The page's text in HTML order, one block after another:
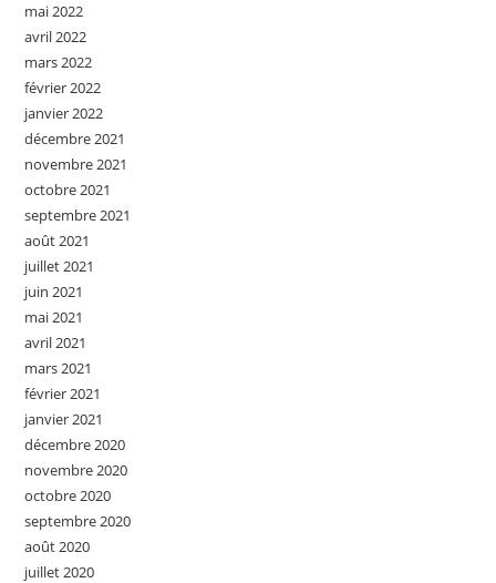
mai 2022
avril 2022
mars 2022
février 2022
janvier 2022
décembre 2021
novembre 2021
octobre 2021
septembre 2021
août 2021
juillet 2021
juin 2021
mai 2021
avril 2021
mars 2021
février 2021
janvier 2021
décembre 2020
novembre 2020
octobre 2020
septembre 2020
août 2020
juillet 2020